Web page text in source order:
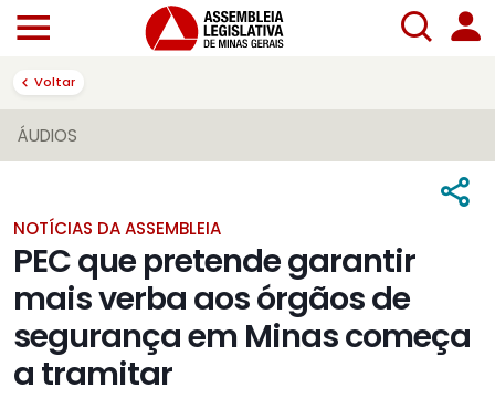
Voltar
ÁUDIOS
NOTÍCIAS DA ASSEMBLEIA
PEC que pretende garantir
mais verba aos órgãos de
segurança em Minas começa
a tramitar